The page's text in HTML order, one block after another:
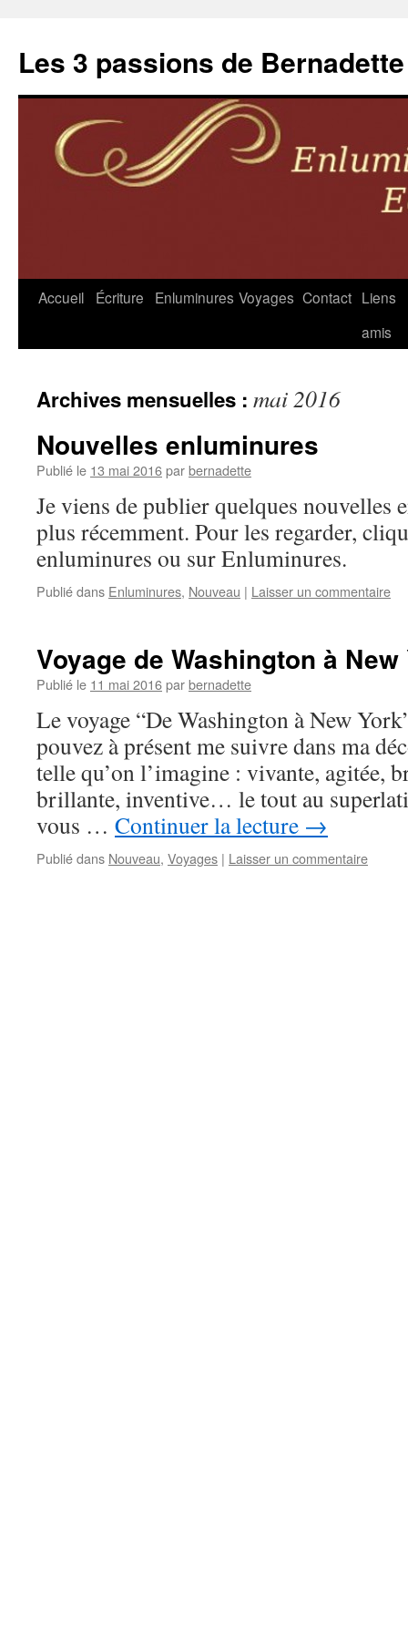
Les 3 passions de Bernadette
Aller
Accueil Écriture Enluminures Voyages Contact Liens
amis
Archives mensuelles : mai 2016
Nouvelles enluminures
Publié le 13 mai 2016parbernadette
Je viens de publier quelques nouvelles
plus récemment. Pour les regarder,
enluminures ou sur Enluminures.
Publié dans Enluminures, Nouveau | Laisser un commentaire
Voyage de Washington à New
Publié le 11 mai 2016parbernadette
Le voyage “De Washington à New
pouvez à présent me suivre dans ma
telle qu’on l’imagine : vivante, agitée,
brillante, inventive… le tout au
vous … Continuer la lecture →
Publié dans Nouveau, Voyages | Laisser un commentaire